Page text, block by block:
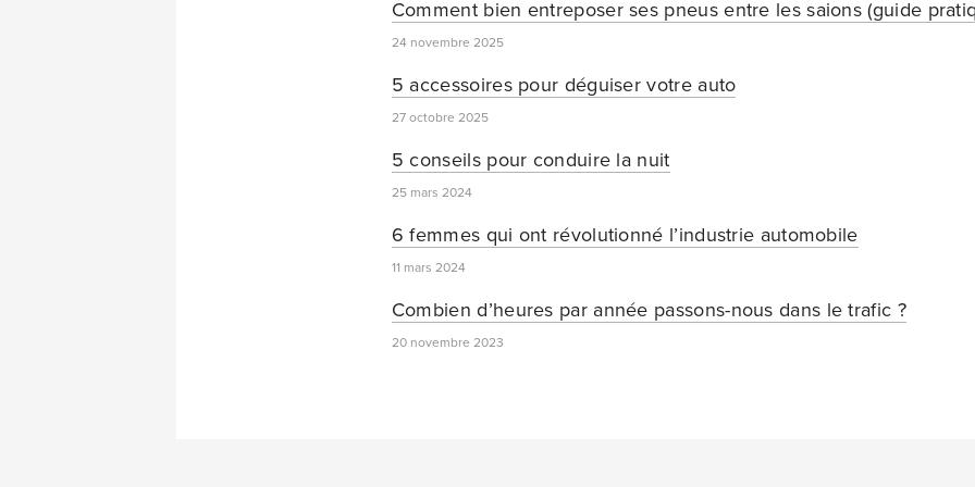
Comment bien entreposer ses pneus entre les saions (guide
24 novembre 2025
5 accessoires pour déguiser votre auto
27 octobre 2025
5 conseils pour conduire la nuit
25 mars 2024
6 femmes qui ont révolutionné l’industrie automobile
11 mars 2024
Combien d’heures par année passons-nous dans le trafic ?
20 novembre 2023